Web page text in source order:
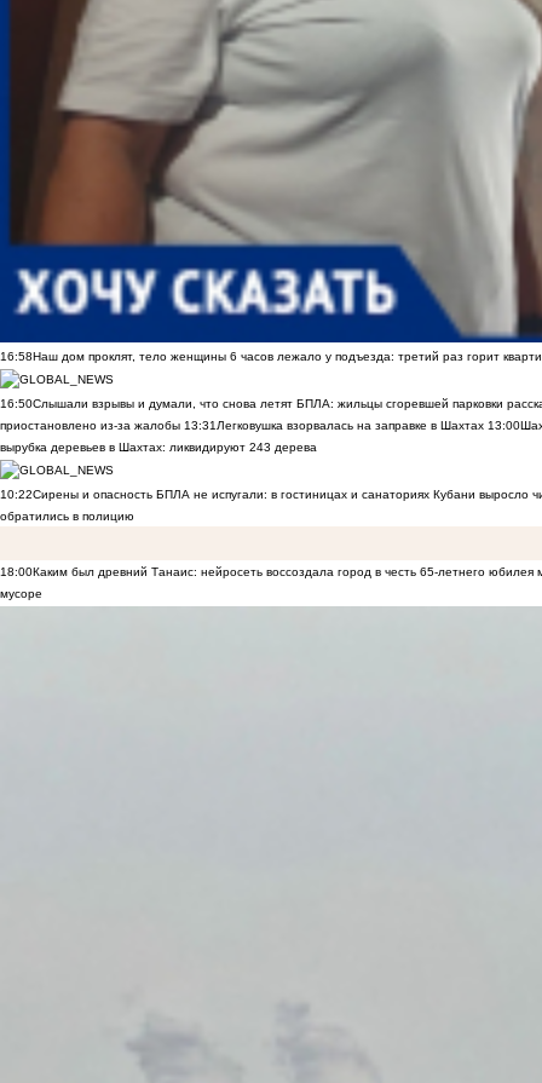
16:58Наш дом проклят, тело женщины 6 часов лежало у подъезда: третий раз горит
16:50Слышали взрывы и думали, что снова летят БПЛА: жильцы сгоревшей парковки
приостановлено из-за жалобы 13:31 Легковушка взорвалась на заправке в Шахтах 13:00
вырубка деревьев в Шахтах: ликвидируют 243 дерева
10:22Сирены и опасность БПЛА не испугали: в гостиницах и санаториях Кубани выросло
обратились в полицию
18:00Каким был древний Танаис: нейросеть воссоздала город в честь 65-летнего юбилея
мусоре